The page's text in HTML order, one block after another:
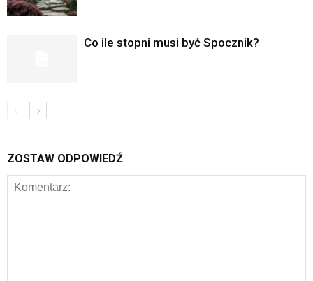
Co ile stopni musi być Spocznik?
ZOSTAW ODPOWIEDŹ